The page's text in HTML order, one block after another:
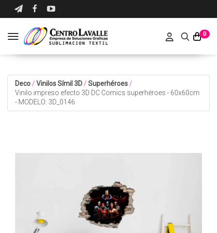
0
Toggle navigation
Deco / Vinilos Símil 3D / Superhéroes /
Vinilo impreso efecto 3D DC Comics superhéroes - 60x60cm
- MODELO: 3D_0146